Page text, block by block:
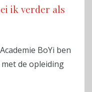
ik verder als
BoYi ben
de opleiding